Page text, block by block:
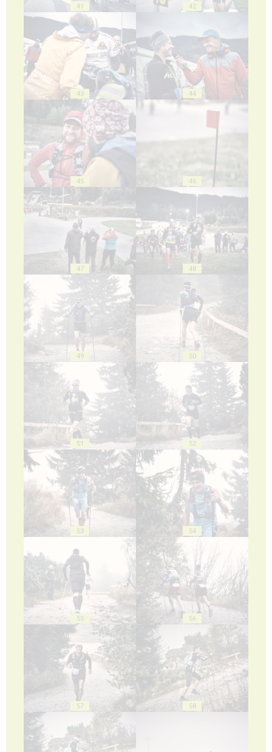
41 42
43 44
45 46
47 48
49 50
51 52
53 54
55 56
57 58